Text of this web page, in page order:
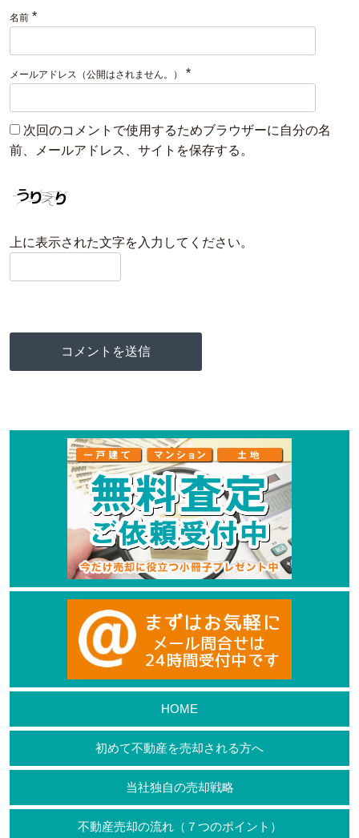
名前 *
メールアドレス（公開はされません。） *
次回のコメントで使用するためブラウザーに自分の名
前、メールアドレス、サイトを保存する。
上に表示された文字を入力してください。
HOME
初めて不動産を売却される方へ
当社独自の売却戦略
不動産売却の流れ（７つのポイント）